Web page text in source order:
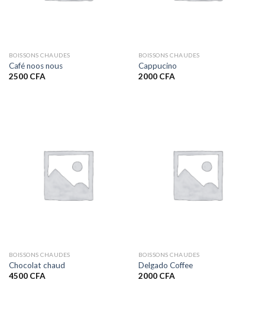
BOISSONS CHAUDES
Café noos nous
2500 CFA
BOISSONS CHAUDES
Cappucino
2000 CFA
BOISSONS CHAUDES
Chocolat chaud
4500 CFA
BOISSONS CHAUDES
Delgado Coffee
2000 CFA